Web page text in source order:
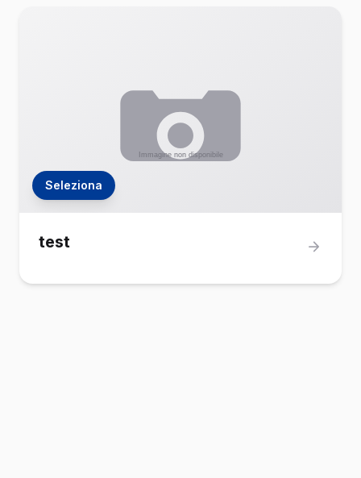
Seleziona
test